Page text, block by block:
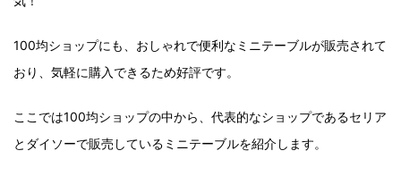
100均ショップにも、おしゃれで便利なミニテーブルが販売されて
おり、気軽に購入できるため好評です。
ここでは100均ショップの中から、代表的なショップであるセリア
とダイソーで販売しているミニテーブルを紹介します。